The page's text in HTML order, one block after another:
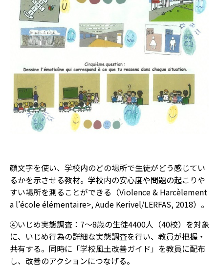
顔文字を使い、学校内のどの場所で生徒がどう感じてい
るかを示させる教材。学校内の安心度や問題の起こりや
すい場所を測ることができる（Violence & Harcèlement
a l’école élémentaire>, Aude Kerivel/LERFAS, 2018）。
④いじめ実態調査：7〜8歳の生徒4400人（40校）を対象
に、いじめ行為の詳細な実態調査を行い、教員が把握・
共有する。同時に「学校風土改善ガイド」を教員に配布
し、改善のアクションにつなげる。